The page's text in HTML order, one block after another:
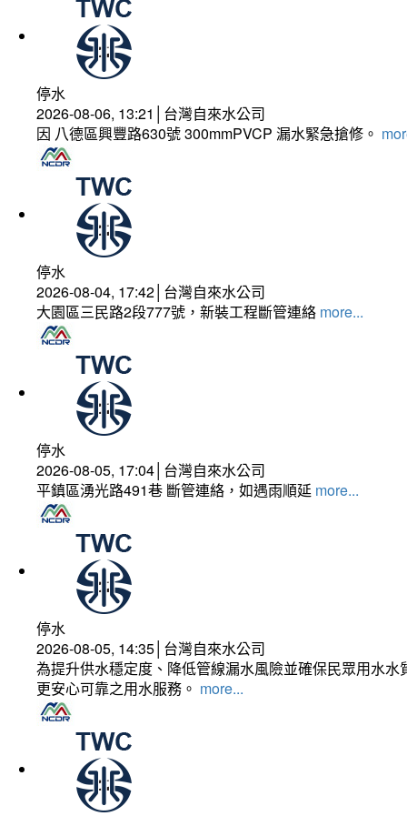
停水
2026-08-06, 13:21│台灣自來水公司
因 八德區興豐路630號 300mmPVCP 漏水緊急搶修。
停水
2026-08-04, 17:42│台灣自來水公司
大園區三民路2段777號，新裝工程斷管連絡 more...
停水
2026-08-05, 17:04│台灣自來水公司
平鎮區湧光路491巷 斷管連絡，如遇雨順延 more...
停水
2026-08-05, 14:35│台灣自來水公司
為提升供水穩定度、降低管線漏水風險並確保民眾用水
更安心可靠之用水服務。 more...